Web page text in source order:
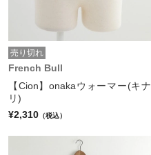
売り切れ
French Bull
【Cion】onakaウォーマー(キナ
リ)
¥2,310 （税込）